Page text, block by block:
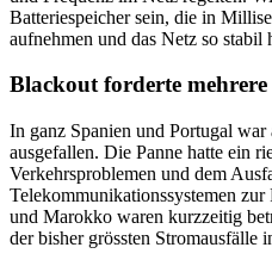
Batteriespeicher sein, die in
aufnehmen und das Netz so stabil
Blackout forderte mehrere
In ganz Spanien und Portugal
ausgefallen. Die Panne hatte ein
Verkehrsproblemen und dem
Telekommunikationssystemen
und Marokko waren kurzzeitig
der bisher grössten Stromausfälle